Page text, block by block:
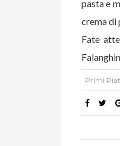
pasta e
crema di
Fate
Primi